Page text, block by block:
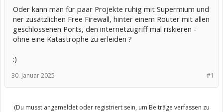
Oder kann man für paar Projekte ruhig mit Supermium und
ner zusätzlichen Free Firewall, hinter einem Router mit allen
geschlossenen Ports, den internetzugriff mal riskieren -
ohne eine Katastrophe zu erleiden ?
:)
#1
30. Januar 2025
(Du musst angemeldet oder registriert sein, um Beiträge verfassen zu